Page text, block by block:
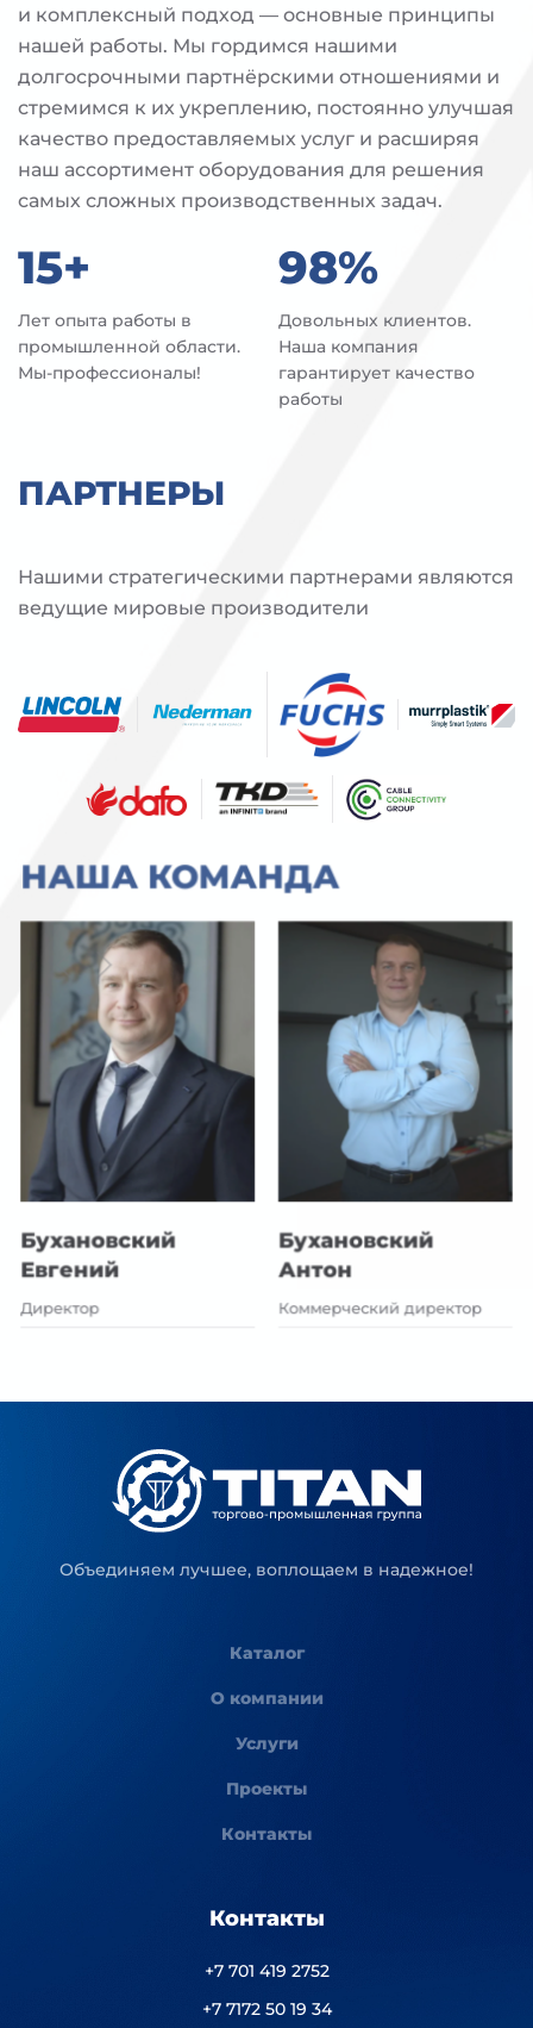
и комплексный подход — основные принципы
нашей работы. Мы гордимся нашими
долгосрочными партнёрскими отношениями и
стремимся к их укреплению, постоянно улучшая
качество предоставляемых услуг и расширяя
наш ассортимент оборудования для решения
самых сложных производственных задач.
15+
Лет опыта работы в
промышленной области.
Мы-профессионалы!
98%
Довольных клиентов.
Наша компания
гарантирует качество
работы
ПАРТНЕРЫ
Нашими стратегическими партнерами являются
ведущие мировые производители
НАША КОМАНДА
Бухановский
Евгений
Директор
Бухановский
Антон
Коммерческий директор
Объединяем лучшее, воплощаем в надежное!
Каталог
О компании
Услуги
Проекты
Контакты
Контакты
+7 701 419 2752
+7 7172 50 19 34